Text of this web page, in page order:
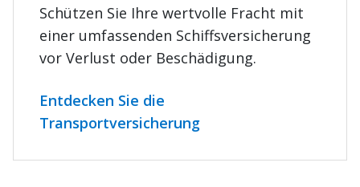
Schützen Sie Ihre wertvolle Fracht mit
einer umfassenden Schiffsversicherung
vor Verlust oder Beschädigung.
Entdecken Sie die
Transportversicherung